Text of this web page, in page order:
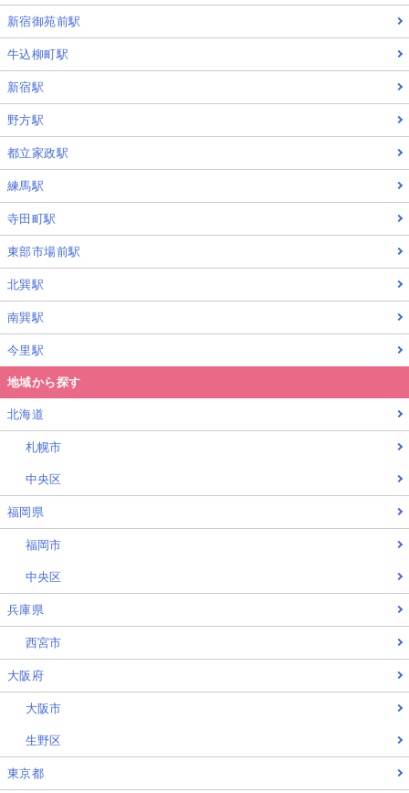
新宿御苑前駅
牛込柳町駅
新宿駅
野方駅
都立家政駅
練馬駅
寺田町駅
東部市場前駅
北巽駅
南巽駅
今里駅
地域から探す
北海道
札幌市
中央区
福岡県
福岡市
中央区
兵庫県
西宮市
大阪府
大阪市
生野区
東京都